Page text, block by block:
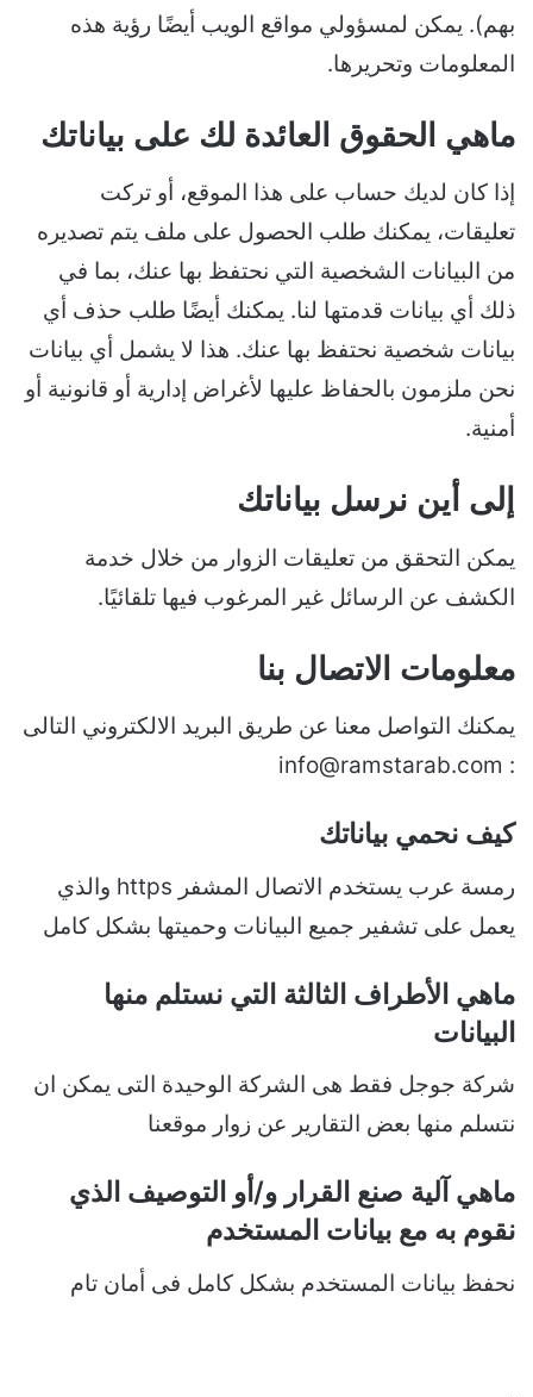
بهم). يمكن لمسؤولي مواقع الويب أيضًا رؤية هذه
المعلومات وتحريرها.
ماهي الحقوق العائدة لك على بياناتك
إذا كان لديك حساب على هذا الموقع، أو تركت
تعليقات، يمكنك طلب الحصول على ملف يتم تصديره
من البيانات الشخصية التي نحتفظ بها عنك، بما في
ذلك أي بيانات قدمتها لنا. يمكنك أيضًا طلب حذف أي
بيانات شخصية نحتفظ بها عنك. هذا لا يشمل أي بيانات
نحن ملزمون بالحفاظ عليها لأغراض إدارية أو قانونية أو
أمنية.
إلى أين نرسل بياناتك
يمكن التحقق من تعليقات الزوار من خلال خدمة
الكشف عن الرسائل غير المرغوب فيها تلقائيًا.
معلومات الاتصال بنا
يمكنك التواصل معنا عن طريق البريد الالكتروني التالى
: info@ramstarab.com
كيف نحمي بياناتك
رمسة عرب يستخدم الاتصال المشفر https والذي
يعمل على تشفير جميع البيانات وحميتها بشكل كامل
ماهي الأطراف الثالثة التي نستلم منها
البيانات
شركة جوجل فقط هى الشركة الوحيدة التى يمكن ان
نتسلم منها بعض التقارير عن زوار موقعنا
ماهي آلية صنع القرار و/أو التوصيف الذي
نقوم به مع بيانات المستخدم
نحفظ بيانات المستخدم بشكل كامل فى أمان تام